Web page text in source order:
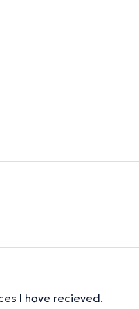
I have recieved.